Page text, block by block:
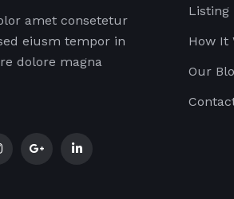
amet consetetur
eiusm tempor in
dolore magna
Listing
How It
Our